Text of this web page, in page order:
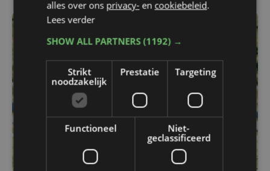
alles over ons privacy- en cookiebeleid.
Lees verder
SHOW ALL PARTNERS(1192) →
Strikt
noodzakelijk
Prestatie Targeting
Functioneel
Niet-
geclassificeerd